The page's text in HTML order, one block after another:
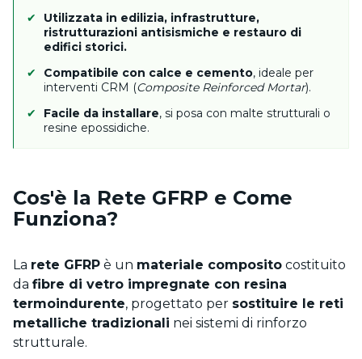
Utilizzata in edilizia, infrastrutture,
ristrutturazioni antisismiche e restauro di
edifici storici.
Compatibile con calce e cemento, ideale per
interventi CRM (Composite Reinforced Mortar).
Facile da installare, si posa con malte strutturali o
resine epossidiche.
Cos'è la Rete GFRP e Come
Funziona?
La rete GFRP è un materiale composito costituito
da fibre di vetro impregnate con resina
termoindurente, progettato per sostituire le reti
metalliche tradizionali nei sistemi di rinforzo
strutturale.